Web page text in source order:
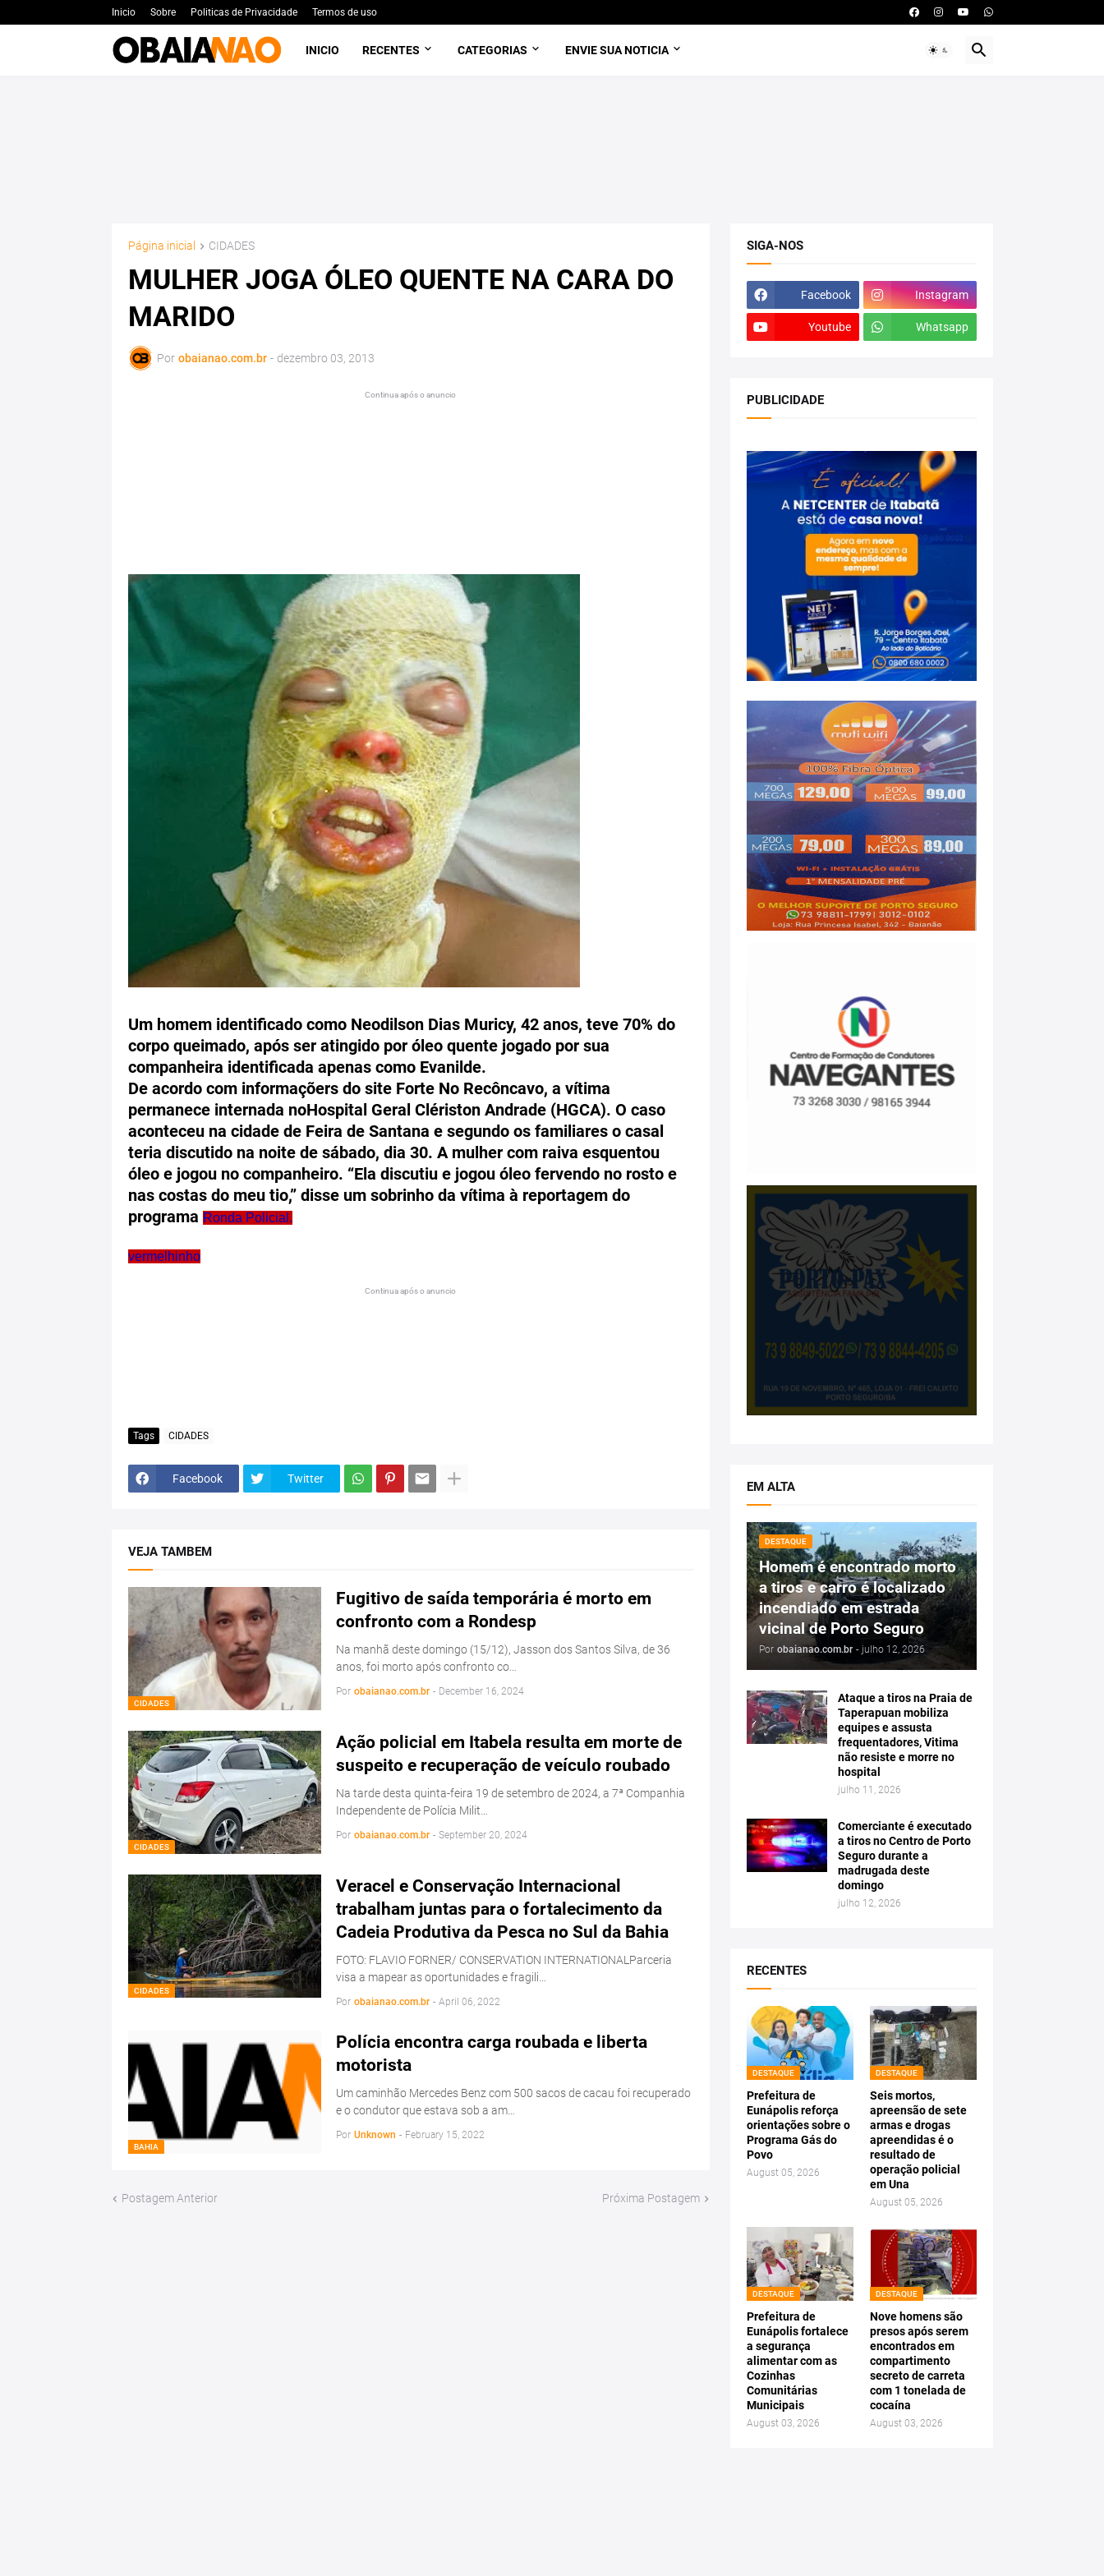
Inicio Sobre Politicas de Privacidade Termos de uso
INICIO RECENTES CATEGORIAS ENVIE SUA NOTICIA
Página inicial CIDADES
MULHER JOGA ÓLEO QUENTE NA CARA DO
MARIDO
Por obaianao.com.br - dezembro 03, 2013
Continua após o anuncio
Um homem identificado como Neodilson Dias Muricy, 42 anos, teve 70% do
corpo queimado, após ser atingido por óleo quente jogado por sua
companheira identificada apenas como Evanilde.
De acordo com informaçõers do site Forte No Recôncavo, a vítima
permanece internada noHospital Geral Clériston Andrade (HGCA). O caso
aconteceu na cidade de Feira de Santana e segundo os familiares o casal
teria discutido na noite de sábado, dia 30. A mulher com raiva esquentou
óleo e jogou no companheiro. “Ela discutiu e jogou óleo fervendo no rosto e
nas costas do meu tio,” disse um sobrinho da vítima à reportagem do
programa Ronda Policial.
vermelhinho
Continua após o anuncio
Tags CIDADES
Facebook Twitter
VEJA TAMBEM
CIDADES
Fugitivo de saída temporária é morto em
confronto com a Rondesp
Na manhã deste domingo (15/12), Jasson dos Santos Silva, de 36
anos, foi morto após confronto co…
Por obaianao.com.br - December 16, 2024
CIDADES
Ação policial em Itabela resulta em morte de
suspeito e recuperação de veículo roubado
Na tarde desta quinta-feira 19 de setembro de 2024, a 7ª Companhia
Independente de Polícia Milit…
Por obaianao.com.br - September 20, 2024
CIDADES
Veracel e Conservação Internacional
trabalham juntas para o fortalecimento da
Cadeia Produtiva da Pesca no Sul da Bahia
FOTO: FLAVIO FORNER/ CONSERVATION INTERNATIONALParceria
visa a mapear as oportunidades e fragili…
Por obaianao.com.br - April 06, 2022
BAHIA
Polícia encontra carga roubada e liberta
motorista
Um caminhão Mercedes Benz com 500 sacos de cacau foi recuperado
e o condutor que estava sob a am…
Por Unknown - February 15, 2022
Postagem Anterior Próxima Postagem
SIGA-NOS
Facebook Instagram
Youtube Whatsapp
PUBLICIDADE
EM ALTA
DESTAQUE
Homem é encontrado morto
a tiros e carro é localizado
incendiado em estrada
vicinal de Porto Seguro
Por obaianao.com.br - julho 12, 2026
Ataque a tiros na Praia de
Taperapuan mobiliza
equipes e assusta
frequentadores, Vitima
não resiste e morre no
hospital
julho 11, 2026
Comerciante é executado
a tiros no Centro de Porto
Seguro durante a
madrugada deste
domingo
julho 12, 2026
RECENTES
DESTAQUE
Prefeitura de
Eunápolis reforça
orientações sobre o
Programa Gás do
Povo
August 05, 2026
DESTAQUE
Seis mortos,
apreensão de sete
armas e drogas
apreendidas é o
resultado de
operação policial
em Una
August 05, 2026
DESTAQUE
Prefeitura de
Eunápolis fortalece
a segurança
alimentar com as
Cozinhas
Comunitárias
Municipais
August 03, 2026
DESTAQUE
Nove homens são
presos após serem
encontrados em
compartimento
secreto de carreta
com 1 tonelada de
cocaína
August 03, 2026